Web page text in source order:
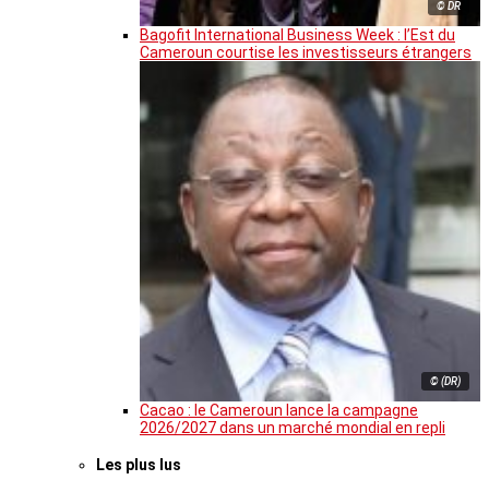
© DR
Bagofit International Business Week : l’Est du
Cameroun courtise les investisseurs étrangers
© (DR)
Cacao : le Cameroun lance la campagne
2026/2027 dans un marché mondial en repli
Les plus lus